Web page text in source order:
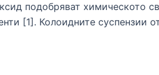
подобряват химическото
[1]. Колоидните суспензии